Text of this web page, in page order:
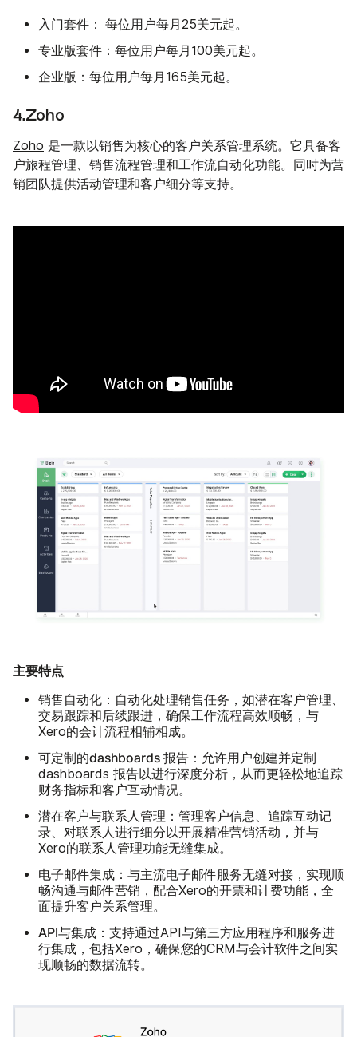
入门套件： 每位用户每月25美元起。
专业版套件： 每位用户每月100美元起。
企业版： 每位用户每月165美元起。
4.Zoho
Zoho 是一款以销售为核心的客户关系管理系统。它具备客
户旅程管理、销售流程管理和工作流自动化功能。同时为营
销团队提供活动管理和客户细分等支持。
主要特点
销售自动化： 自动化处理销售任务，如潜在客户管理、
交易跟踪和后续跟进，确保工作流程高效顺畅，与
Xero的会计流程相辅相成。
可定制的dashboards 报告： 允许用户创建并定制
dashboards 报告以进行深度分析，从而更轻松地追踪
财务指标和客户互动情况。
潜在客户与联系人管理： 管理客户信息、追踪互动记
录、对联系人进行细分以开展精准营销活动，并与
Xero的联系人管理功能无缝集成。
电子邮件集成： 与主流电子邮件服务无缝对接，实现顺
畅沟通与邮件营销，配合Xero的开票和计费功能，全
面提升客户关系管理。
API与集成： 支持通过API与第三方应用程序和服务进
行集成，包括Xero，确保您的CRM与会计软件之间实
现顺畅的数据流转。